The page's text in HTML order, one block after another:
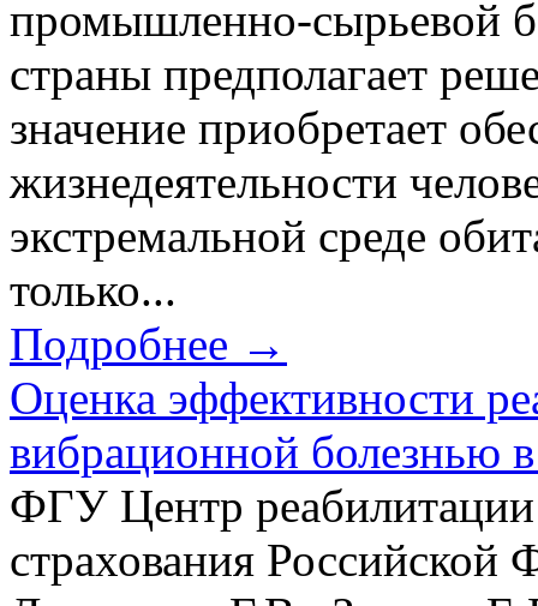
промышленно-сырьевой
страны предполагает
значение приобретает
жизнедеятельности
экстремальной среде
только...
Подробнее →
Оценка эффективности
вибрационной болезнью
ФГУ Центр
страхования